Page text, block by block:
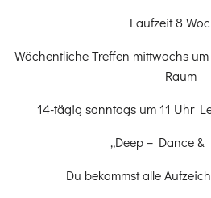
Laufzeit 8
Wöchentliche Treffen mittwochs
Raum
14-tägig sonntags um 11 Uhr
„Deep – Dance &
Du bekommst alle